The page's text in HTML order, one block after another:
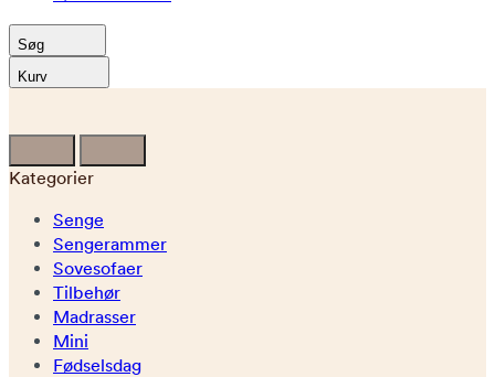
Søg
Kurv
Kategorier
Senge
Sengerammer
Sovesofaer
Tilbehør
Madrasser
Mini
Fødselsdag